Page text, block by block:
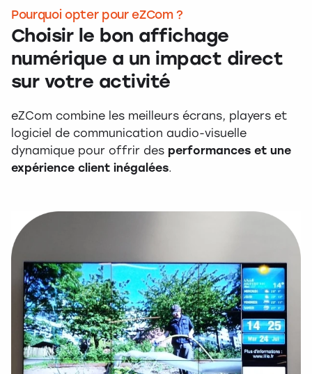
Pourquoi opter pour eZCom ?
Choisir le bon affichage
numérique a un impact direct
sur votre activité
eZCom combine les meilleurs écrans, players et
logiciel de communication audio-visuelle
dynamique pour offrir des performances et une
expérience client inégalées.